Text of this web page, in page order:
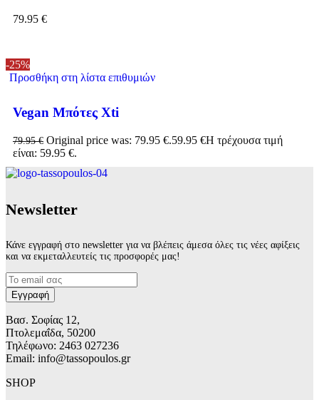
79.95 €
-25%
Προσθήκη στη λίστα επιθυμιών
Vegan Μπότες Xti
79.95€ Original price was: 79.95 €.59.95 €Η τρέχουσα τιμή
είναι: 59.95 €.
Νewsletter
Κάνε εγγραφή στο newsletter για να βλέπεις άμεσα όλες τις νέες αφίξεις
και να εκμεταλλευτείς τις προσφορές μας!
Βασ. Σοφίας 12,
Πτολεμαΐδα, 50200
Τηλέφωνο: 2463 027236
Email: info@tassopoulos.gr
SHOP